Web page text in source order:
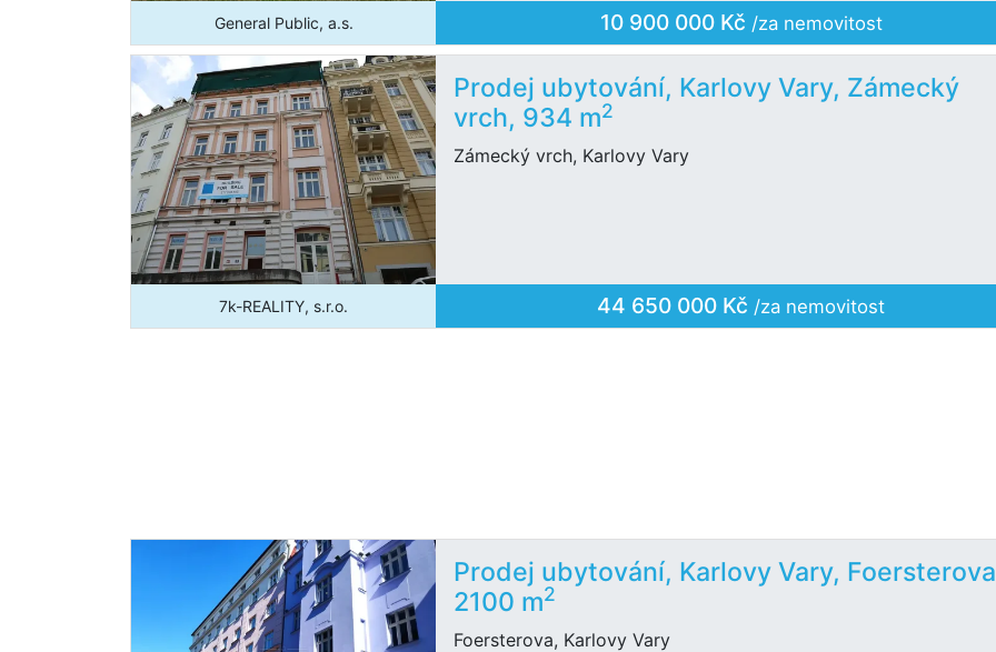
General Public, a.s. 10 900 000 Kč /za nemovitost
Prodej ubytování, Karlovy Vary, Zámecký
vrch, 934 m2
Zámecký vrch, Karlovy Vary
7k-REALITY, s.r.o. 44 650 000 Kč /za nemovitost
Prodej ubytování, Karlovy Vary,
2100 m2
Foersterova, Karlovy Vary